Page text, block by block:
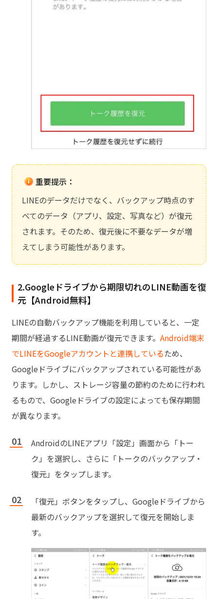
重要提示：
LINEのデータだけでなく、バックアップ時点のす
べてのデータ（アプリ、設定、写真など）が復元
されます。そのため、復元後に不要なデータが増
えてしまう可能性があります。
2.Googleドライブから期限切れのLINE動画を復
元【Android無料】
LINEの自動バックアップ機能を利用していると、一定
期間が経過するLINE動画が復元できます。 Android端末
でLINEをGoogleアカウントと連携しているため、
Googleドライブにバックアップされている可能性があ
ります。しかし、ストレージ容量の節約のために行われ
るもので、Googleドライブの設定によっても保存期間
が異なります。
AndroidのLINEアプリ「設定」画面から「トー
ク」を選択し、さらに「トークのバックアップ・
復元」をタップします。
「復元」ボタンをタップし、Googleドライブから
最新のバックアップを選択して復元を開始しま
す。